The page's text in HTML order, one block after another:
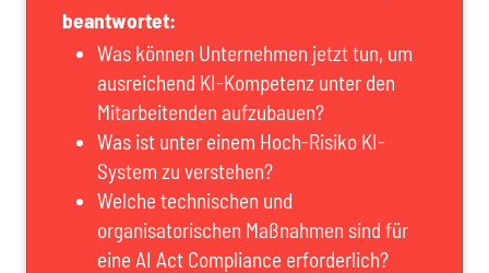
beantwortet:
Was können Unternehmen jetzt tun, um
ausreichend KI-Kompetenz unter den
Mitarbeitenden aufzubauen?
Was ist unter einem Hoch-Risiko KI-
System zu verstehen?
Welche technischen und
organisatorischen Maßnahmen sind für
eine AI Act Compliance erforderlich?